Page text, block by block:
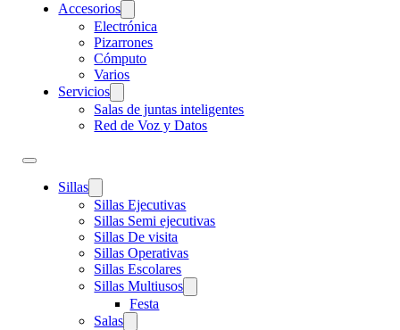
Accesorios
Electrónica
Pizarrones
Cómputo
Varios
Servicios
Salas de juntas inteligentes
Red de Voz y Datos
Sillas
Sillas Ejecutivas
Sillas Semi ejecutivas
Sillas De visita
Sillas Operativas
Sillas Escolares
Sillas Multiusos
Festa
Salas